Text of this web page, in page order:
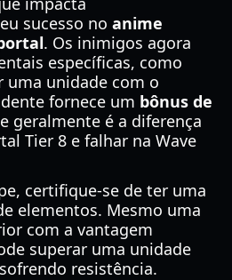
sucesso no anime
. Os inimigos agora
específicas, como
uma unidade com o
fornece um bônus de
geralmente é a diferença
Tier 8 e falhar na Wave
certifique-se de ter uma
elementos. Mesmo uma
com a vantagem
superar uma unidade
resistência.